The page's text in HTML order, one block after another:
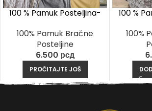
100 % Pamuk Posteljina-
100% Pamuk Bračne
Posteljine
6.500 рсд
PROČITAJTE JOŠ
100 %
100%